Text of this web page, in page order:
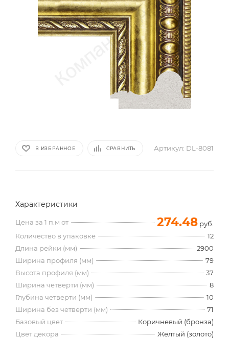
В ИЗБРАННОЕ СРАВНИТЬ Артикул: DL-8081
Характеристики
Цена за 1 п.м от 274.48 руб.
Количество в упаковке
12
Длина рейки (мм)
2900
Ширина профиля (мм)
79
Высота профиля (мм)
37
Ширина четверти (мм)
8
Глубина четверти (мм)
10
Ширина без четверти (мм)
71
Базовый цвет
Коричневый (бронза)
Цвет декора
Желтый (золото)